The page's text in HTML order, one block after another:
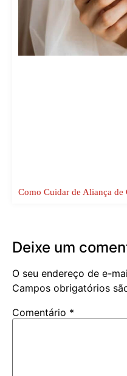
Como Cuidar de Aliança de
Deixe um
O seu endereço de e-
Campos obrigatórios
Comentário *